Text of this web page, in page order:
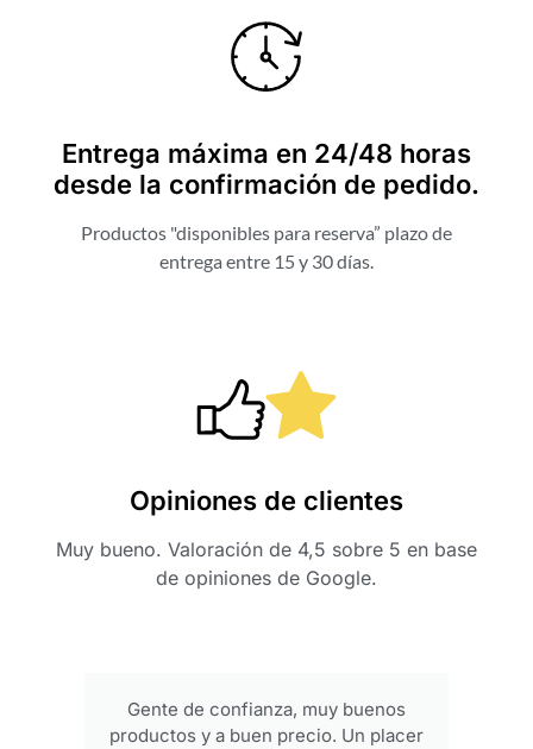
Entrega máxima en 24/48 horas
desde la confirmación de pedido.
Productos "disponibles para reserva” plazo de
entrega entre 15 y 30 días.
Opiniones de clientes
Muy bueno. Valoración de 4,5 sobre 5 en base
de opiniones de Google.
Gente de confianza, muy buenos
productos y a buen precio. Un placer